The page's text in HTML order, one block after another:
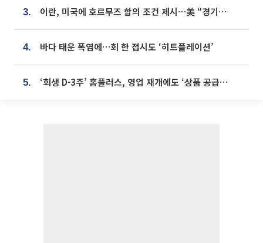
3. 이란, 미국에 호르무즈 합의 조건 제시…美 “경기 아직 안 끝나” [종합]
4. 바다 태운 폭염에…회 한 접시도 ‘히트플레이션’
5. ‘회생 D-3주’ 홈플러스, 영업 재개에도 ‘상품 공급망’ 복구가 생존 관건